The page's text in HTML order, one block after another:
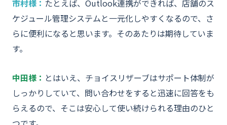
市村様： たとえば、Outlook連携ができれば、店舗のス
ケジュール管理システムと一元化しやすくなるので、さ
らに便利になると思います。そのあたりは期待していま
す。
中田様： とはいえ、チョイスリザーブはサポート体制が
しっかりしていて、問い合わせをすると迅速に回答をも
らえるので、そこは安心して使い続けられる理由のひと